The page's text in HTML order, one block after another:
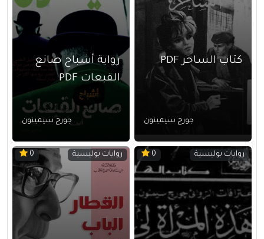
كتاب الساحر PDF
جورج سيمينون
رواية أشباح صانع
القبعات PDF
جورج سيمينون
روايات بوليسية 0 روايات بوليسية 0